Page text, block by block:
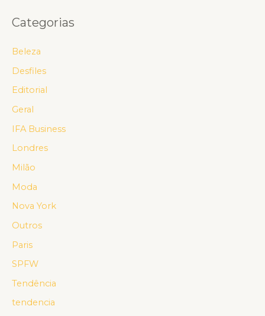
Categorias
Beleza
Desfiles
Editorial
Geral
IFA Business
Londres
Milão
Moda
Nova York
Outros
Paris
SPFW
Tendência
tendencia